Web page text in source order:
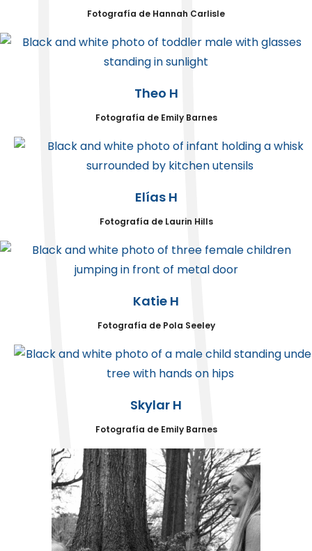
Fotografía de Hannah Carlisle
Theo H
Fotografía de Emily Barnes
Elías H
Fotografía de Laurin Hills
Katie H
Fotografía de Pola Seeley
Skylar H
Fotografía de Emily Barnes